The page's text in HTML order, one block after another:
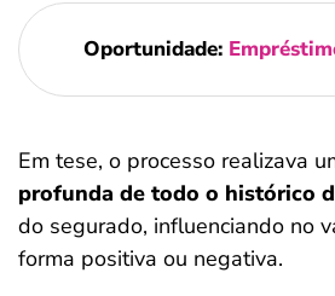
Oportunidade:
Em tese, o processo realizava
profunda de todo o histórico
do segurado, influenciando no
forma positiva ou negativa.